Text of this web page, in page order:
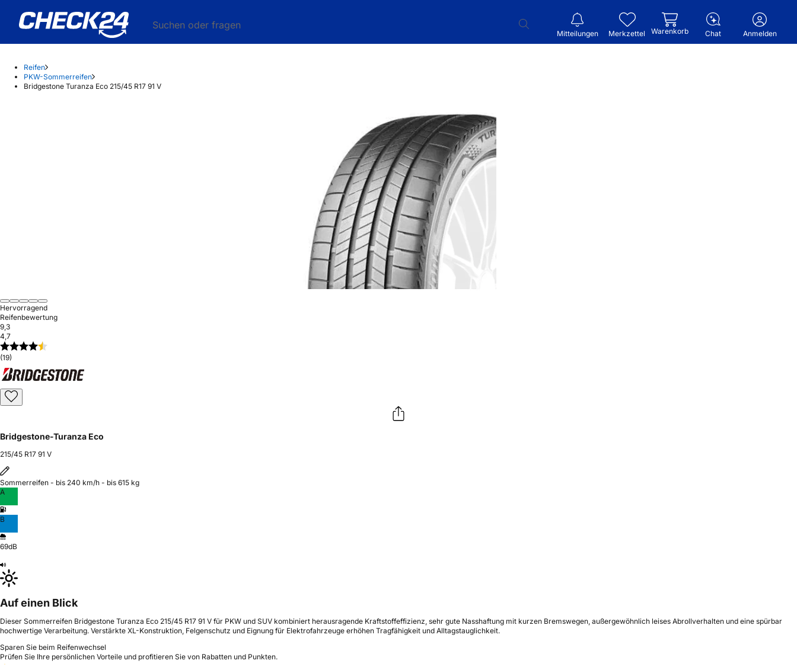
Suchen oder fragen
Mitteilungen Merkzettel Warenkorb Chat Anmelden
Reifen
PKW-Sommerreifen
Bridgestone Turanza Eco 215/45 R17 91 V
Hervorragend
Reifenbewertung
9,3
4,7
(19)
Bridgestone-Turanza Eco
215/45 R17 91 V
Sommerreifen - bis 240 km/h - bis 615 kg
A
B
69dB
Auf einen Blick
Dieser Sommerreifen Bridgestone Turanza Eco 215/45 R17 91 V für PKW und SUV kombiniert herausragende Kraftstoffeffizienz, sehr gute Nasshaftung mit kurzen Bremswegen, außergewöhnlich leises Abrollverhalten und eine spürbar
hochwertige Verarbeitung. Verstärkte XL-Konstruktion, Felgenschutz und Eignung für Elektrofahrzeuge erhöhen Tragfähigkeit und Alltagstauglichkeit.
Sparen Sie beim Reifenwechsel
Prüfen Sie Ihre persönlichen Vorteile und profitieren Sie von Rabatten und Punkten.